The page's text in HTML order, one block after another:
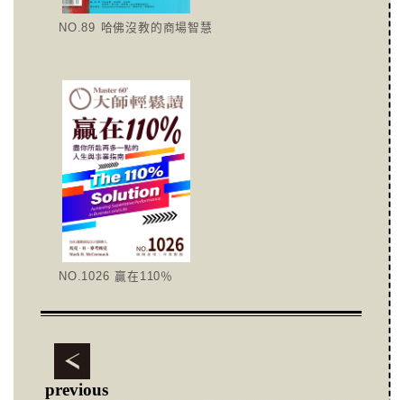
NO.89 哈佛沒教的商場智慧
NO.1026 贏在110％
previous